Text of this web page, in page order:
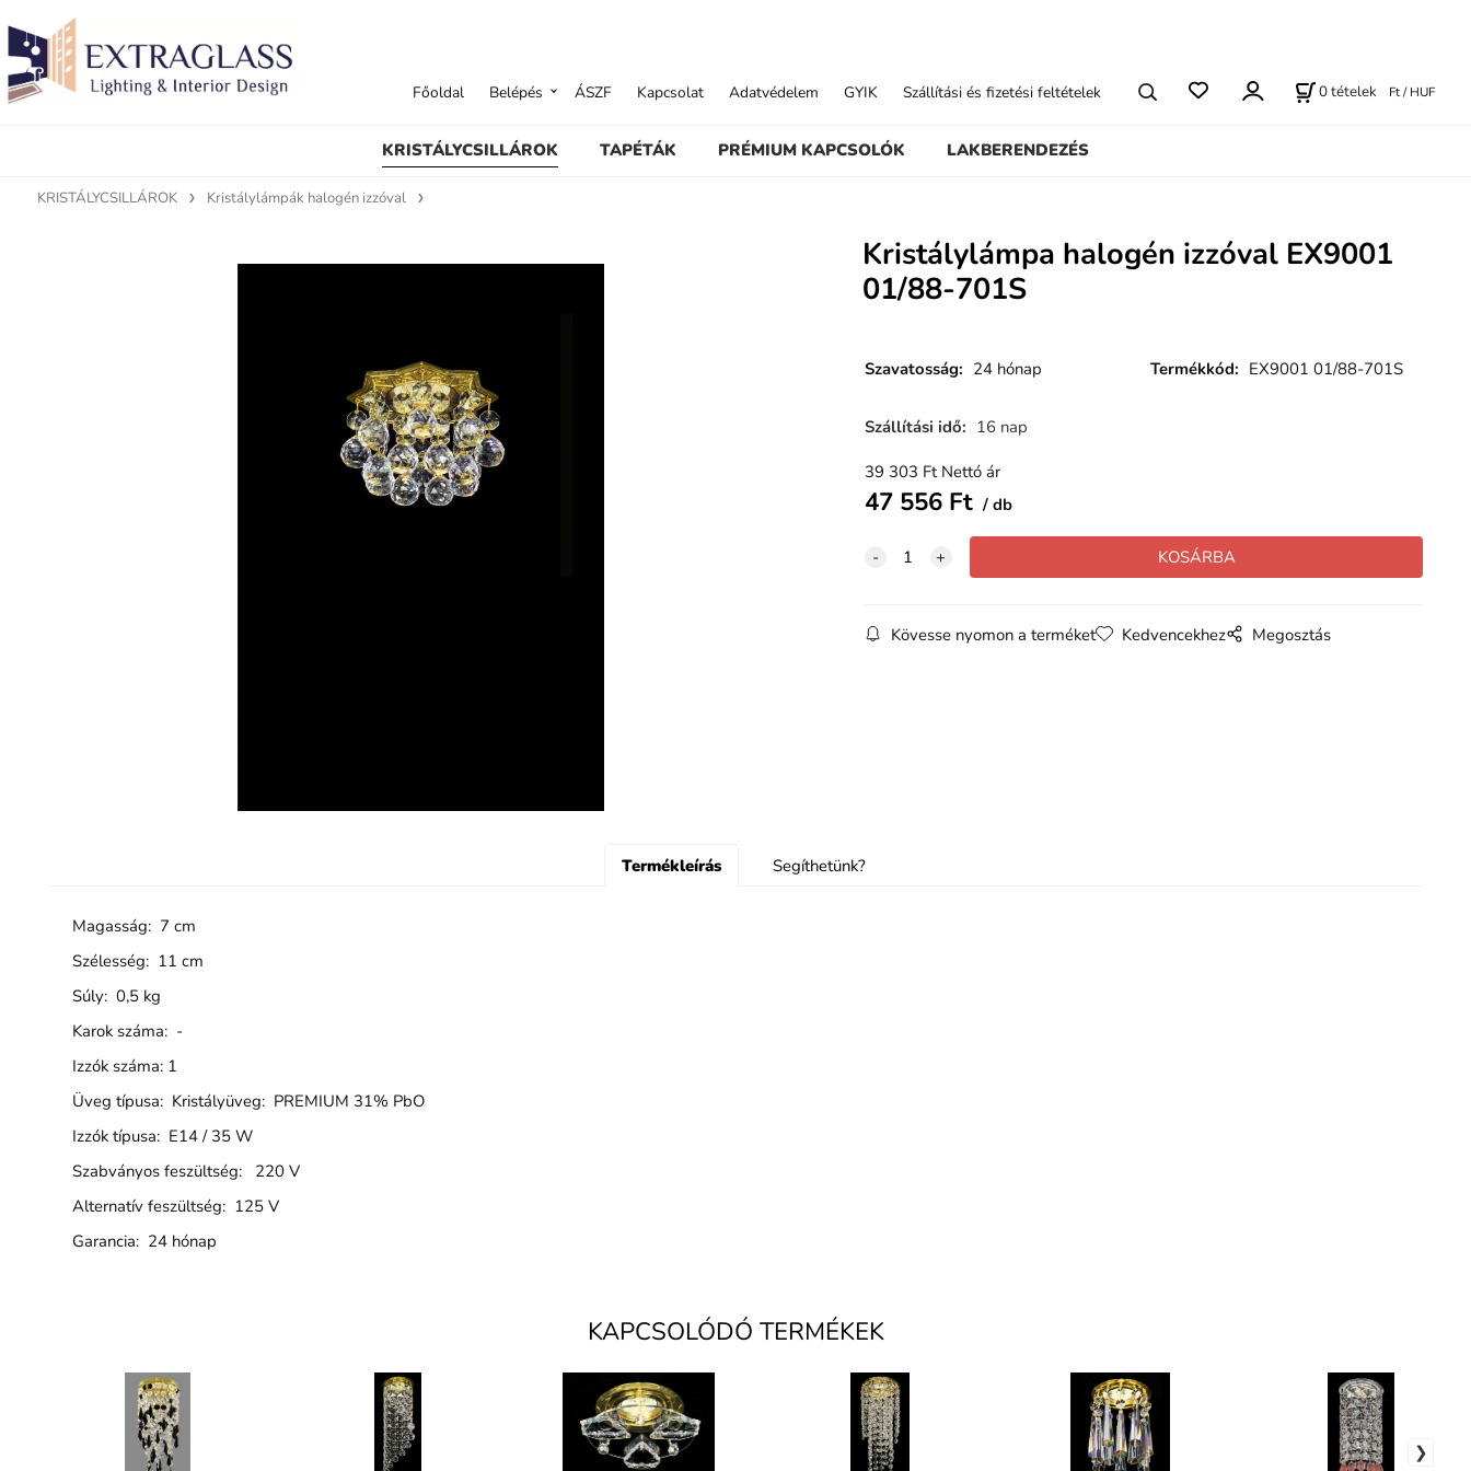
KRISTÁLYCSILLÁROK TAPÉTÁK PRÉMIUM KAPCSOLÓK LAKBERENDEZÉS
Főoldal Belépés ÁSZF Kapcsolat Adatvédelem GYIK Szállítási és fizetési feltételek 0tételek Ft / HUF
KRISTÁLYCSILLÁROK Kristálylámpák halogén izzóval
Kristálylámpa halogén izzóval EX9001
01/88-701S
Szavatosság: 24 hónap Termékkód: EX9001 01/88-701S
Szállítási idő: 16 nap
39 303 Ft Nettó ár
47 556Ft db
Kövesse nyomon a terméket Kedvencekhez Megosztás
Termékleírás Segíthetünk?
Magasság: 7 cm
Szélesség: 11 cm
Súly: 0,5 kg
Karok száma: -
Izzók száma: 1
Üveg típusa: Kristályüveg: PREMIUM 31% PbO
Izzók típusa: E14 / 35 W
Szabványos feszültség: 220 V
Alternatív feszültség: 125 V
Garancia: 24 hónap
KAPCSOLÓDÓ TERMÉKEK